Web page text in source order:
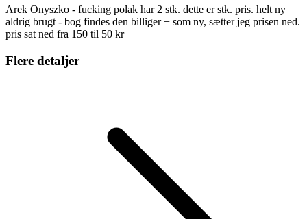
Arek Onyszko - fucking polak har 2 stk. dette er stk. pris. helt ny
aldrig brugt - bog findes den billiger + som ny, sætter jeg prisen ned.
pris sat ned fra 150 til 50 kr
Flere detaljer